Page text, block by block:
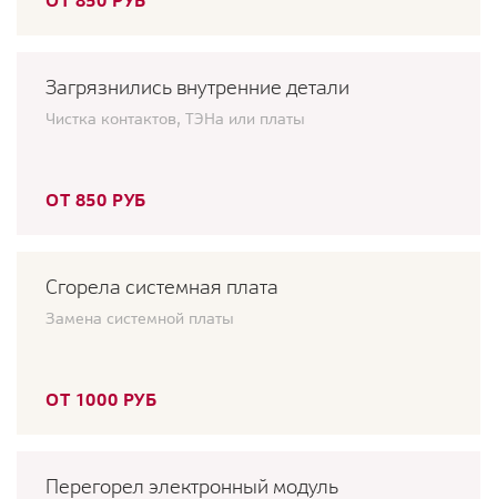
Загрязнились внутренние детали
Чистка контактов, ТЭНа или платы
ОТ 850 РУБ
Сгорела системная плата
Замена системной платы
ОТ 1000 РУБ
Перегорел электронный модуль